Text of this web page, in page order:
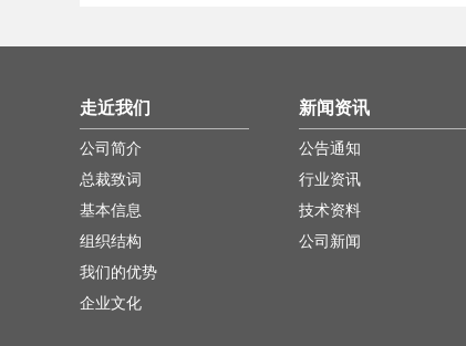
走近我们
公司简介
总裁致词
基本信息
组织结构
我们的优势
企业文化
新闻资讯
公告通知
行业资讯
技术资料
公司新闻